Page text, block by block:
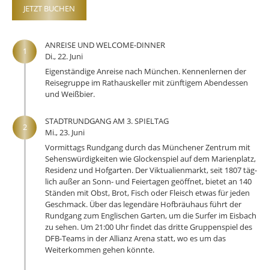
JETZT BUCHEN
1
ANREISE UND WELCOME-DINNER
Di., 22. Juni
Eigenständige Anreise nach München. Ken­nenlernen der
Reisegruppe im Rathauskeller mit zünftigem Abendessen
und Weißbier.
2
STADTRUNDGANG AM 3. SPIELTAG
Mi., 23. Juni
Vormittags Rundgang durch das Münchener Zentrum mit
Sehenswürdigkeiten wie Glo­ckenspiel auf dem Marienplatz,
Residenz und Hofgarten. Der Viktualien­markt, seit 1807 täg­
lich außer an Sonn- und Feier­tagen geöffnet, bietet an 140
Ständen mit Obst, Brot, Fisch oder Fleisch etwas für jeden
Ge­schmack. Über das legendäre Hof­bräuhaus führt der
Rundgang zum Englischen Garten, um die Surfer im Eisbach
zu sehen. Um 21:00 Uhr findet das dritte Gruppenspiel des
DFB-Teams in der Allianz Arena statt, wo es um das
Weiterkommen gehen könnte.